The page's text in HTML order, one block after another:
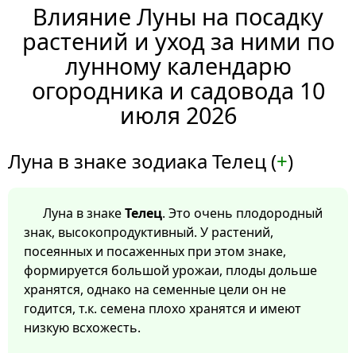
Влияние Луны на посадку
растений и уход за ними по
лунному календарю
огородника и садовода 10
июля 2026
Луна в знаке зодиака Телец (+)
Луна в знакеТелец. Это очень плодородный
знак, высокопродуктивный. У растений,
посеянных и посаженных при этом знаке,
формируется большой урожаи, плоды дольше
хранятся, однако на семенные цели он не
годится, т.к. семена плохо хранятся и имеют
низкую всхожесть.